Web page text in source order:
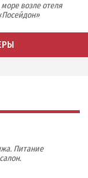
возле отеля
Питание